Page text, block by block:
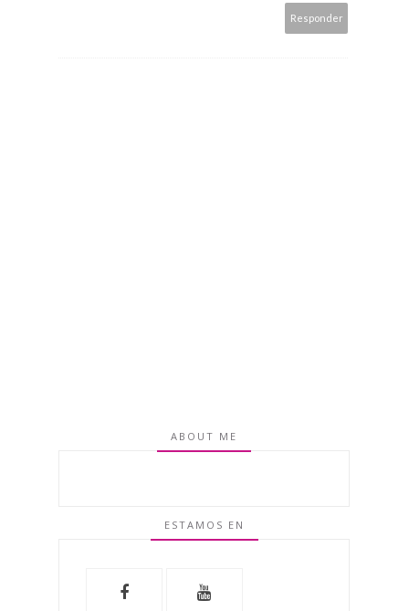
Responder
ABOUT ME
ESTAMOS EN